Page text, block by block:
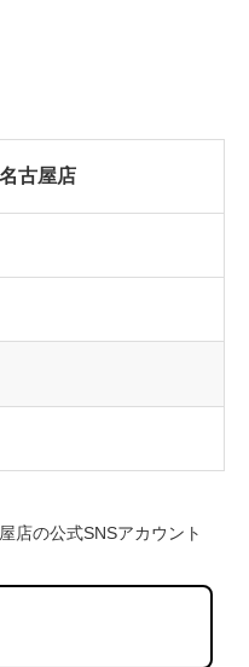
古屋店
店の公式SNSアカウント